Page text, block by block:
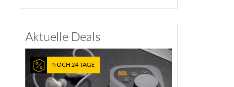
Aktuelle Deals
NOCH 24 TAGE